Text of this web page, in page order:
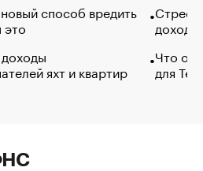
способ вредить
яхт и квартир
Что
для